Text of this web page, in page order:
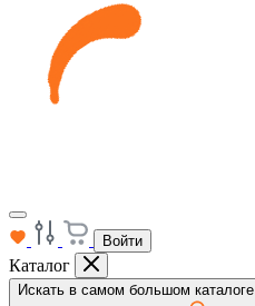
Войти
Каталог
Искать в самом большом каталоге